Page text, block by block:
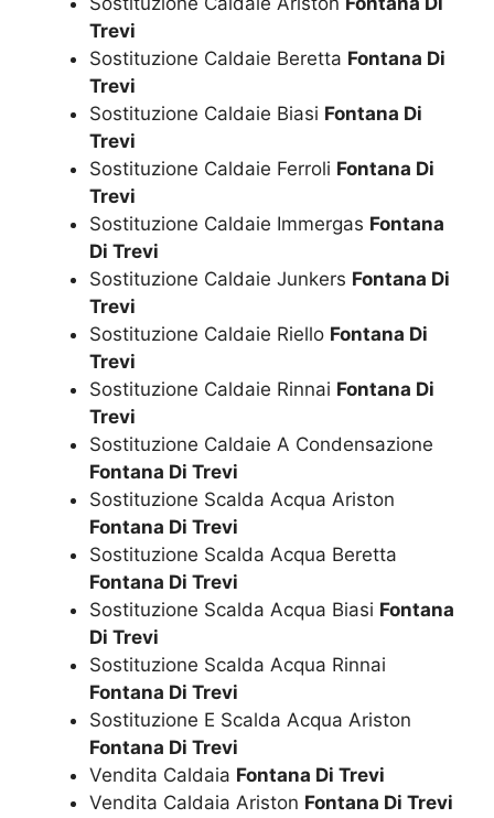
Trevi
Sostituzione Caldaie Beretta Fontana Di
Trevi
Sostituzione Caldaie Biasi Fontana Di
Trevi
Sostituzione Caldaie Ferroli Fontana Di
Trevi
Sostituzione Caldaie Immergas Fontana
Di Trevi
Sostituzione Caldaie Junkers Fontana Di
Trevi
Sostituzione Caldaie Riello Fontana Di
Trevi
Sostituzione Caldaie Rinnai Fontana Di
Trevi
Sostituzione Caldaie A Condensazione
Fontana Di Trevi
Sostituzione Scalda Acqua Ariston
Fontana Di Trevi
Sostituzione Scalda Acqua Beretta
Fontana Di Trevi
Sostituzione Scalda Acqua Biasi Fontana
Di Trevi
Sostituzione Scalda Acqua Rinnai
Fontana Di Trevi
Sostituzione E Scalda Acqua Ariston
Fontana Di Trevi
Vendita Caldaia Fontana Di Trevi
Vendita Caldaia Ariston Fontana Di Trevi